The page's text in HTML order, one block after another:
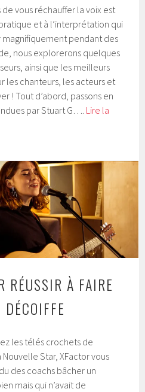
vous réchauffer la voix est
et à l’interprétation qui
pendant des
nous explorerons quelques
ainsi que les meilleurs
les chanteurs, les acteurs et
! Tout d’abord, passons en
par Stuart G…. Lire la
RÉUSSIR À FAIRE
les télés crochets de
Star, XFactor vous
des coachs bâcher un
mais qui n’avait de